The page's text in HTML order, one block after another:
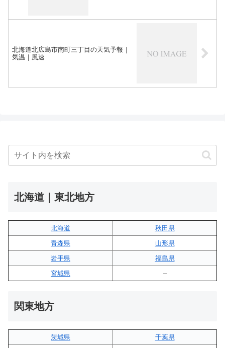
北海道北広島市南町三丁目の天気予報｜
気温｜風速
北海道｜東北地方
北海道
秋田県
青森県
山形県
岩手県
福島県
宮城県
–
関東地方
茨城県
千葉県